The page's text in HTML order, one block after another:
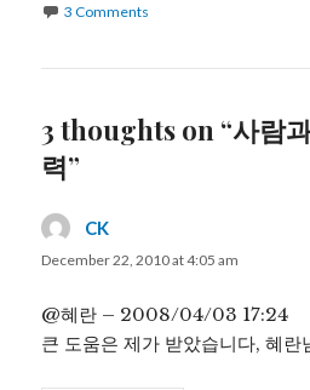
3 Comments
3 thoughts on “사람
력”
CK
December 22, 2010 at 4:05 am
@혜란 – 2008/04/03 17:24
큰 도움은 제가 받았습니다, 혜란